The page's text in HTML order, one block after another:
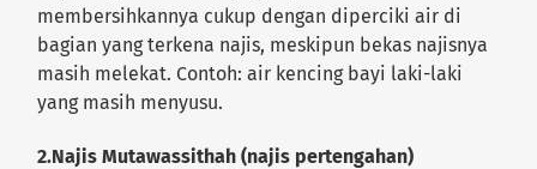
membersihkannya cukup dengan diperciki air di
bagian yang terkena najis, meskipun bekas najisnya
masih melekat. Contoh: air kencing bayi laki-laki
yang masih menyusu.
2.Najis Mutawassithah (najis pertengahan)